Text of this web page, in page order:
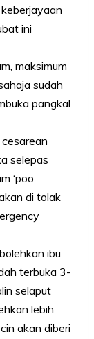
ini
maksimum
sudah
pangkal
selepas
‘poo
di tolak
ibu
terbuka 3-
selaput
lebih
akan diberi